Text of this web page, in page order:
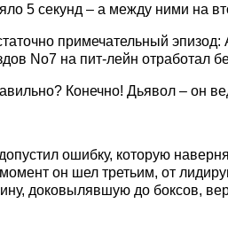
5 секунд – а между ними на
примечательный
No7 на пит-лейн отработал
Конечно! Дьявол – он
ошибку, которую
он шел третьим, от
доковылявшую до боксов,